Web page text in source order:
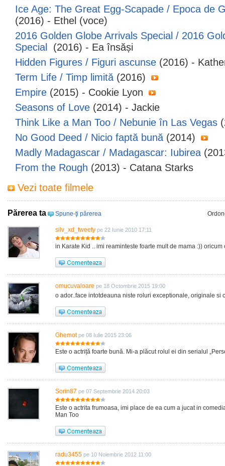
Ice Age: The Great Egg-Scapade / Epoca de
(2016) - Ethel (voce)
2016 Golden Globe Arrivals Special / 2016
Special
(2016) - Ea însăși
Hidden Figures / Figuri ascunse (2016) -
Term Life / Timp limită (2016)
Empire (2015) - Cookie Lyon
Seasons of Love (2014) - Jackie
Think Like a Man Too / Nebunie în Las Vegas
No Good Deed / Nicio faptă bună (2014)
Madly Madagascar / Madagascar: Iubirea
From the Rough (2013) - Catana Starks
Vezi toate filmele
Părerea ta Spune-ţi părerea
silv_xd_tweety pe 22 Iunie 2010 17:11
in Karate Kid .. imi reaminteste foarte mult de mama :)) oricum
omucuvaloare pe 18 Octombrie 2015 19:00
o ador..face intotdeauna niste roluri exceptionale, originale si
Ghemot pe 08 Iulie 2015 23:06
Este o actriță foarte bună. Mi-a plăcut rolul ei din serialul
Sorin87 pe 07 Septembrie 2014 20:03
Este o actrita frumoasa, imi place de ea cum a jucat in
Man Too
radu3455 pe 10 Noiembrie 2012 11:00